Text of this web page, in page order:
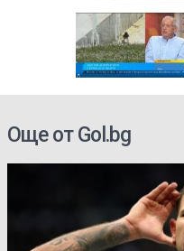
Още от Gol.bg